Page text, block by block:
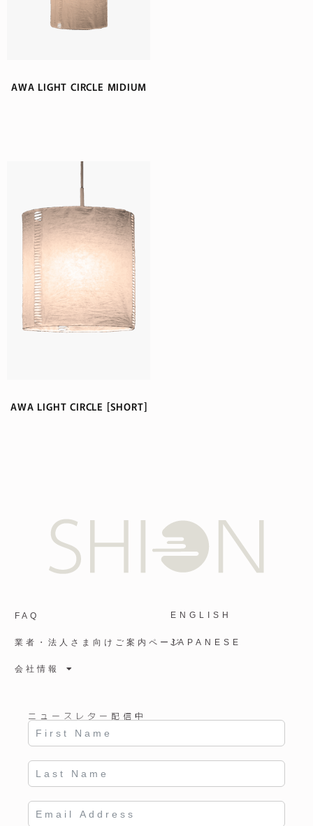
AWA LIGHT CIRCLE MIDIUM
AWA LIGHT CIRCLE [SHORT]
FAQ
業者・法人さま向けご案内ページ
会社情報
ENGLISH
JAPANESE
ニュースレター配信中